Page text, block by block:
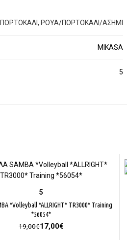
ΡΟΥΑ/ΠΟΡΤΟΚΑΛΙ/ΑΣΗΜΙ
MIKASA
5
ΕΠΙΛΟΓΉ
5
*Volleyball *ALLRIGHT* TR3000* Training
*56054*
19,00€Original
17,00€